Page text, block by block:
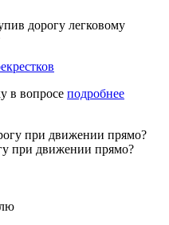
дорогу легковому
в вопросе подробнее
при движении прямо?